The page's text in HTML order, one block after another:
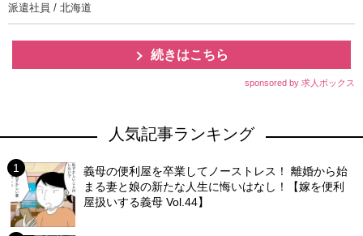
派遣社員 / 北海道
続きはこちら
sponsored by 求人ボックス
人気記事ランキング
義母の便利屋を卒業してノーストレス！ 離婚から始
まる妻と娘の新たな人生に悔いはなし！【嫁を便利
屋扱いする義母 Vol.44】